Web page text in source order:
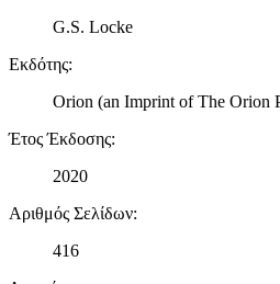
G.S. Locke
Εκδότης:
Orion (an Imprint of The Orion
Έτος Έκδοσης:
2020
Αριθμός Σελίδων:
416